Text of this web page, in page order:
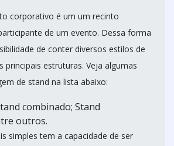
corporativo é um um recinto
de um evento. Dessa forma
de conter diversos estilos de
principais estruturas. Veja algumas
de stand na lista abaixo:
combinado; Stand
outros.
simples tem a capacidade de ser